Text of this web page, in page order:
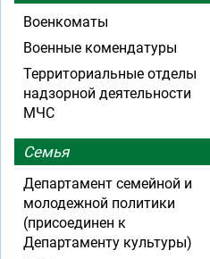
Военкоматы
Военные комендатуры
Территориальные отделы
надзорной деятельности
МЧС
Семья
Департамент семейной и
молодежной политики
(присоединен к
Департаменту культуры)